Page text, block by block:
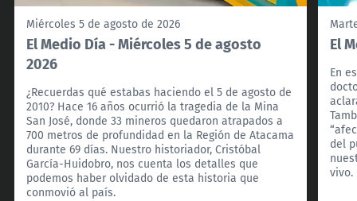
Miércoles 5 de agosto de 2026
El Medio Día - Miércoles 5 de agosto
2026
¿Recuerdas qué estabas haciendo el 5 de agosto de
2010? Hace 16 años ocurrió la tragedia de la Mina
San José, donde 33 mineros quedaron atrapados a
700 metros de profundidad en la Región de Atacama
durante 69 días. Nuestro historiador, Cristóbal
García-Huidobro, nos cuenta los detalles que
podemos haber olvidado de esta historia que
conmovió al país.
El
En
del
vivo.